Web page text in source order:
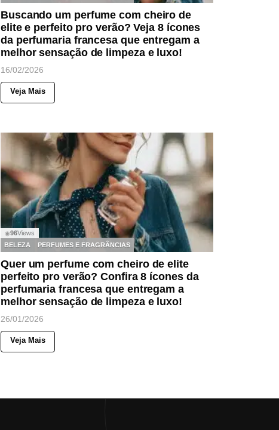
Buscando um perfume com cheiro de
elite e perfeito pro verão? Veja 8 ícones
da perfumaria francesa que entregam a
melhor sensação de limpeza e luxo!
16/02/2026
Veja Mais
◉96Views
BELEZA
PERFUMES E FRAGRÂNCIAS
Quer um perfume com cheiro de elite
perfeito pro verão? Confira 8 ícones da
perfumaria francesa que entregam a
melhor sensação de limpeza e luxo!
26/01/2026
Veja Mais